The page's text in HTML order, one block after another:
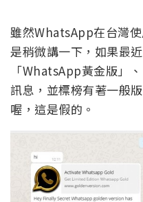
雖然WhatsApp在台灣
是稍微講一下，如果最
「WhatsApp黃金版」
訊息，並標榜有著一般
喔，這是假的。